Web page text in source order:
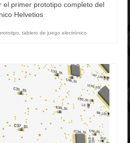
el primer prototipo completo del
Helvetios
, tablero de juego electrónico